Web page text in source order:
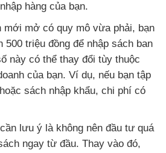
hàng của bạn.
mở có quy mô vừa phải, bạn
500 triệu đồng để nhập sách ban
này có thể thay đổi tùy thuộc
của bạn. Ví dụ, nếu bạn tập
sách nhập khẩu, chi phí có
lưu ý là không nên đầu tư quá
ngay từ đầu. Thay vào đó,